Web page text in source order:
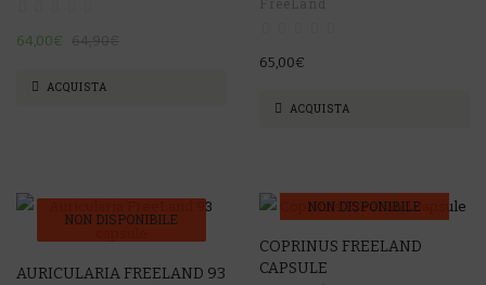
64,00€
ACQUISTA
65,00€
ACQUISTA
NON DISPONIBILE
AURICULARIA FREELAND 93
NON DISPONIBILE
-2%
COPRINUS FREELAND
CAPSULE